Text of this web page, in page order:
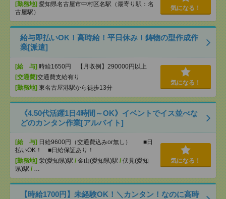
[勤務地] 愛知県名古屋市中村区名駅（最寄り駅：名
古屋駅）
気になる！
給与即払いOK！高時給！平日休み！鋳物の型作成作
業[派遣]
[給 与] 時給1650円 【月収例】290000円以上
[交通費]交通費支給有り
[勤務地] 東名古屋港駅から徒歩13分
気になる！
《4.50代活躍1日4時間～OK》イベントでイス並べな
どのカンタン作業[アルバイト]
[給 与] 日給9600円（交通費込みor無し） ■日
払いOK！ ■日給保証あり！
[勤務地] 栄(愛知県)駅 / 金山(愛知県)駅 / 伏見(愛知
県)駅 / …
気になる！
【時給1700円】未経験OK！＼カンタン！なのに高時